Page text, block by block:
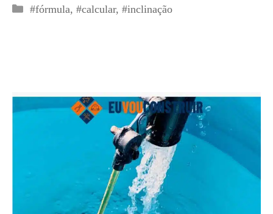
Categorias
#fórmula, #calcular, #inclinação